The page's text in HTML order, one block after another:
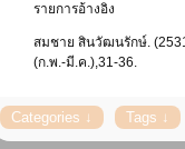
รายการอ้างอิง
สมชาย สินวัฒนรักษ์.
(ก.พ.-มี.ค.),31-36.